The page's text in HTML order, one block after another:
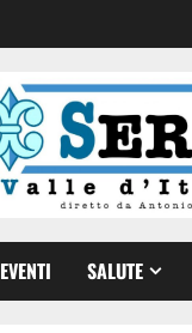
EVENTI SALUTE